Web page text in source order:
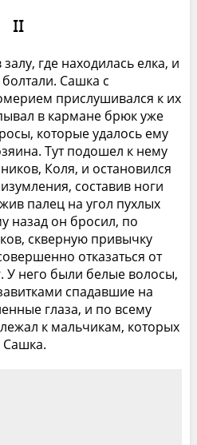
II
где находилась елка, и
Сашка с
прислушивался к их
в кармане брюк уже
которые удалось ему
Тут подошел к нему
Коля, и остановился
составив ноги
палец на угол пухлых
назад он бросил, по
скверную привычку
отказаться от
У него были белые волосы,
спадавшие на
глаза, и по всему
к мальчикам, которых
Сашка.